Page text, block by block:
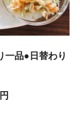
一品●日替わり